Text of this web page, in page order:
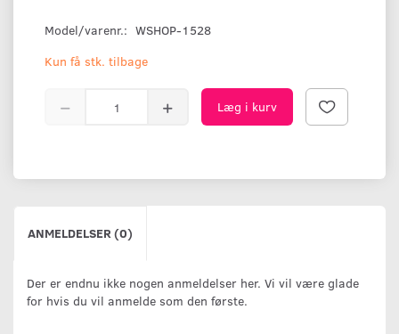
Model/varenr.: WSHOP-1528
Kun få stk. tilbage
Læg i kurv
ANMELDELSER (0)
Der er endnu ikke nogen anmeldelser her. Vi vil være glade
for hvis du vil anmelde som den første.